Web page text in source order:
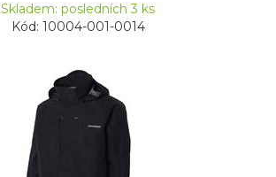
Skladem: posledních 3 ks
Kód: 10004-001-0014